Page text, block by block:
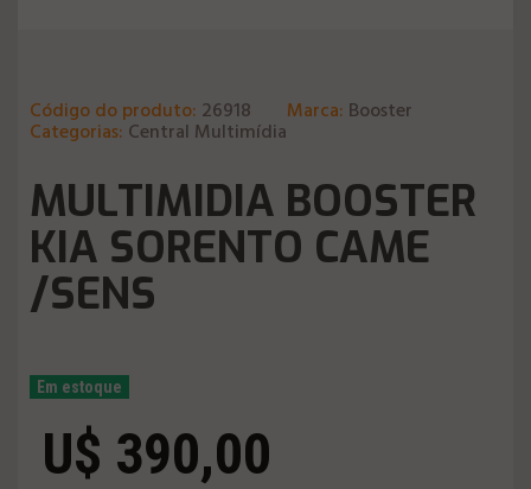
Código do produto: 26918 Marca: Booster
Categorias: Central Multimídia
MULTIMIDIA BOOSTER
KIA SORENTO CAME
/SENS
Em estoque
U$ 390,00